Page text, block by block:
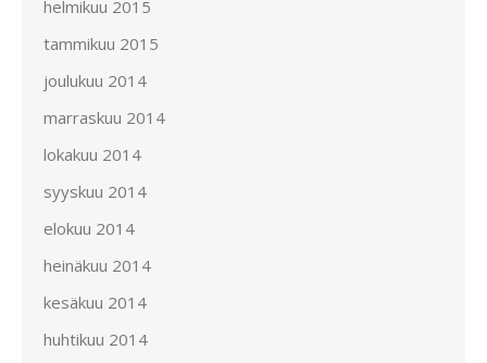
helmikuu 2015
tammikuu 2015
joulukuu 2014
marraskuu 2014
lokakuu 2014
syyskuu 2014
elokuu 2014
heinäkuu 2014
kesäkuu 2014
huhtikuu 2014